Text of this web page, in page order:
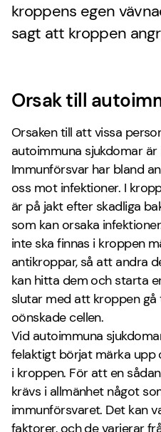
kroppens egen
sagt att kroppen
Orsak till
Orsaken till att vissa
autoimmuna sjukdomar är
Immunförsvar har bland
oss mot infektioner. I
är på jakt efter skadliga
som kan orsaka
inte ska finnas i kroppen
antikroppar, så att andra
kan hitta dem och starta
slutar med att kroppen
oönskade cellen.
Vid autoimmuna
felaktigt börjat märka upp
i kroppen. För att en
krävs i allmänhet något
immunförsvaret. Det kan
faktorer, och de varierar